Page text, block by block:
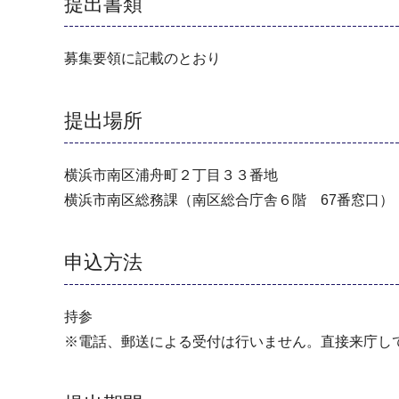
募集要領に記載のとおり
提出場所
横浜市南区浦舟町２丁目３３番地
横浜市南区総務課（南区総合庁舎６階 67番窓口）
申込方法
持参
※電話、郵送による受付は行いません。直接来庁し